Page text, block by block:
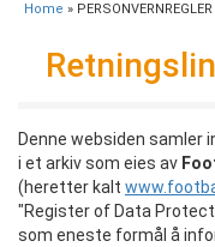
Home » PERSONVERNREGLER
Denne websiden samler
i et arkiv som eies av
(heretter kalt
"Register of Data
som eneste formål å